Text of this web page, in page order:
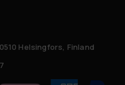
Helsingfors, Finland